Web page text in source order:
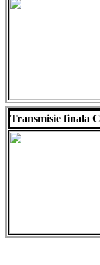
Transmisie finala